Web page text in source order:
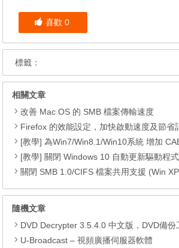
喜歡 0
標籤：
相關文章
改善 Mac OS 的 SMB 檔案傳輸速度
Firefox 的效能設定，加快啟動速度及節省
[教學] 為Win7/Win8.1/Win10系統 增加 CAB
[教學] 關閉 Windows 10 自動更新驅動程式
關閉 SMB 1.0/CIFS 檔案共用支援 (Win
隨機文章
DVD Decrypter 3.5.4.0 中文版，DVD備份
U-Broadcast – 視頻廣播伺服器軟體